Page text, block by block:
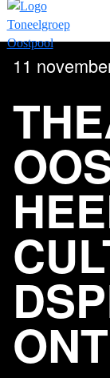
Spring naar
Spring naar footer
Spring naar
11